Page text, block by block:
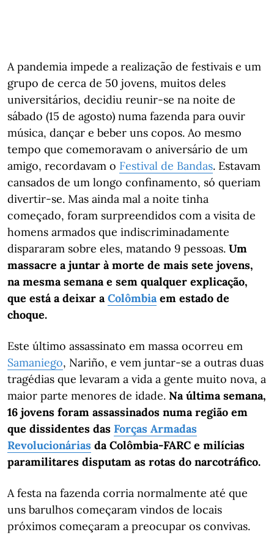
A pandemia impede a realização de festivais e um
grupo de cerca de 50 jovens, muitos deles
universitários, decidiu reunir-se na noite de
sábado (15 de agosto) numa fazenda para ouvir
música, dançar e beber uns copos. Ao mesmo
tempo que comemoravam o aniversário de um
amigo, recordavam o Festival de Bandas. Estavam
cansados de um longo confinamento, só queriam
divertir-se. Mas ainda mal a noite tinha
começado, foram surpreendidos com a visita de
homens armados que indiscriminadamente
dispararam sobre eles, matando 9 pessoas. Um
massacre a juntar à morte de mais sete jovens,
na mesma semana e sem qualquer explicação,
que está a deixar aColômbiaem estado de
choque.
Este último assassinato em massa ocorreu em
Samaniego, Nariño, e vem juntar-se a outras duas
tragédias que levaram a vida a gente muito nova, a
maior parte menores de idade. Na última semana,
16 jovens foram assassinados numa região em
que dissidentes das Forças Armadas
Revolucionárias da Colômbia-FARC e milícias
paramilitares disputam as rotas do narcotráfico.
A festa na fazenda corria normalmente até que
uns barulhos começaram vindos de locais
próximos começaram a preocupar os convivas.